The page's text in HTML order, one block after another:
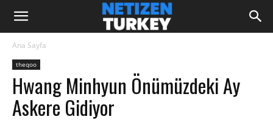
Ana Sayfa
theqoo
Hwang Minhyun Önümüzdeki Ay
Askere Gidiyor